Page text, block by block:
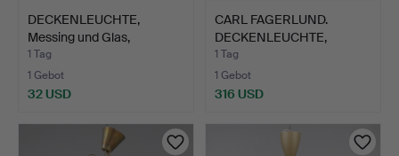
DECKENLEUCHTE,
Messing und Glas,
1950er/60…
1 Tag
1 Gebot
32 USD
CARL FAGERLUND.
DECKENLEUCHTE,
Orrefors.
1 Tag
1 Gebot
316 USD